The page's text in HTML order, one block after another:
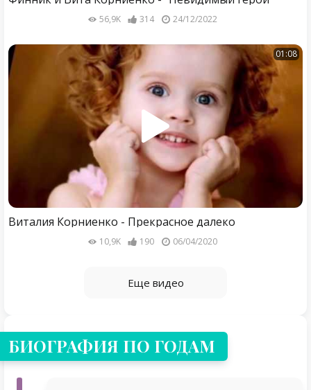
56,9K 314 24/12/2022
01:08
Виталия Корниенко - Прекрасное далеко
10,9K 190 06/04/2020
Еще видео
БИОГРАФИЯ ПО ГОДАМ